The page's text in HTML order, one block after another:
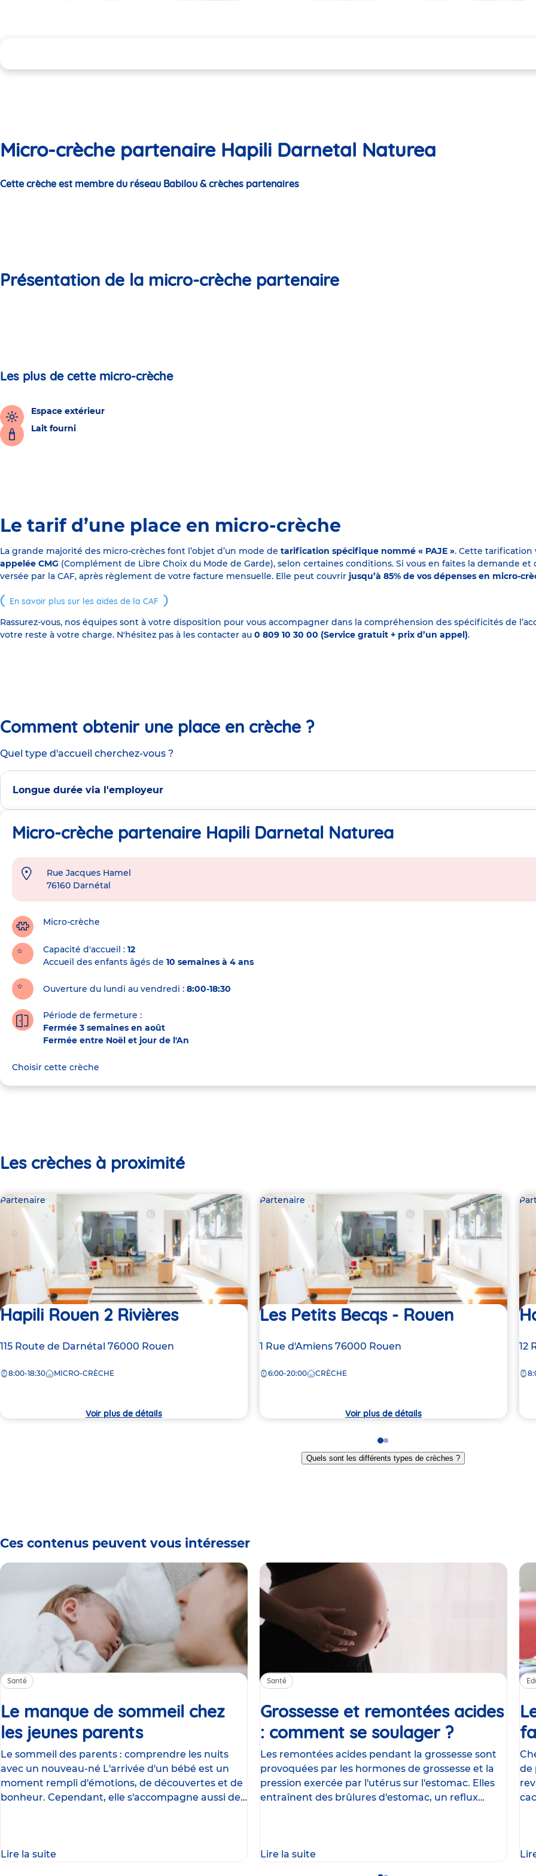
Micro-crèche partenaire Hapili Darnetal Naturea
Cette crèche est membre du réseau Babilou & crèches partenaires
Présentation de la micro-crèche partenaire
Les plus de cette micro-crèche
Espace extérieur
Lait fourni
Le tarif d’une place en micro-crèche
La grande majorité des micro-crèches font l’objet d’un mode de tarification spécifique nommé « PAJE ». Cette tarification
appelée CMG (Complément de Libre Choix du Mode de Garde), selon certaines conditions. Si vous en faites la demande
versée par la CAF, après règlement de votre facture mensuelle. Elle peut couvrir jusqu’à 85% de vos dépenses en micro-
En savoir plus sur les aides de la CAF
Rassurez-vous, nos équipes sont à votre disposition pour vous accompagner dans la compréhension des spécificités de
votre reste à votre charge. N'hésitez pas à les contacter au 0 809 10 30 00 (Service gratuit + prix d’un appel).
Comment obtenir une place en crèche ?
Quel type d'accueil cherchez-vous ?
Longue durée via l'employeur
Micro-crèche partenaire Hapili Darnetal Naturea
Adresse
crèche
Rue Jacques Hamel
76160 Darnétal
Micro-crèche
Capacité d'accueil
12
Accueil des enfants âgés de 10 semaines à 4 ans
Ouverture du lundi au vendredi : 8:00-18:30
Période de fermeture :
Fermée 3 semaines en août
Fermée entre Noël et jour de l'An
Choisir cette crèche
Les crèches à proximité
Partenaire
Hapili Rouen 2 Rivières
Adresse
la
115 Route de Darnétal 76000 Rouen
8:00-18:30 MICRO-CRÈCHE
Voir plus de détails
Partenaire
Les Petits Becqs - Rouen
Adresse
la
1 Rue d'Amiens 76000 Rouen
6:00-20:00 CRÈCHE
Voir plus de détails
la
12
Go
to
slide
Go
to
slide
Quels sont les différents types de crèches ?
Ces contenus peuvent vous intéresser
Santé
Le manque de sommeil chez
les jeunes parentsArticle
Le sommeil des parents : comprendre les nuits
avec un nouveau-né L'arrivée d'un bébé est un
moment rempli d'émotions, de découvertes et de
bonheur. Cependant, elle s'accompagne aussi de
Lire la suite
Santé
Grossesse et remontées acides
: comment se soulager ?Article
Les remontées acides pendant la grossesse sont
provoquées par les hormones de grossesse et la
pression exercée par l'utérus sur l'estomac. Elles
entraînent des brûlures d'estomac, un reflux
Lire la suite
de